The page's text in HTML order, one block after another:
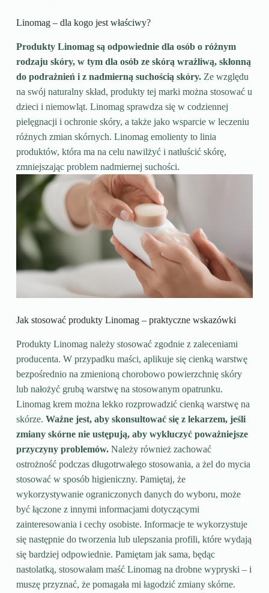
Linomag – dla kogo jest właściwy?
Produkty Linomag są odpowiednie dla osób o różnym
rodzaju skóry, w tym dla osób ze skórą wrażliwą, skłonną
do podrażnień i z nadmierną suchością skóry.Ze względu
na swój naturalny skład, produkty tej marki można stosować u
dzieci i niemowląt. Linomag sprawdza się w codziennej
pielęgnacji i ochronie skóry, a także jako wsparcie w leczeniu
różnych zmian skórnych. Linomag emolienty to linia
produktów, która ma na celu nawilżyć i natłuścić skórę,
zmniejszając problem nadmiernej suchości.
Jak stosować produkty Linomag – praktyczne wskazówki
Produkty Linomag należy stosować zgodnie z zaleceniami
producenta. W przypadku maści, aplikuje się cienką warstwę
bezpośrednio na zmienioną chorobowo powierzchnię skóry
lub nałożyć grubą warstwę na stosowanym opatrunku.
Linomag krem można lekko rozprowadzić cienką warstwę na
skórze. Ważne jest, aby skonsultować się z lekarzem, jeśli
zmiany skórne nie ustępują, aby wykluczyć poważniejsze
przyczyny problemów.Należy również zachować
ostrożność podczas długotrwałego stosowania, a żel do mycia
stosować w sposób higieniczny. Pamiętaj, że
wykorzystywanie ograniczonych danych do wyboru, może
być łączone z innymi informacjami dotyczącymi
zainteresowania i cechy osobiste. Informacje te wykorzystuje
się następnie do tworzenia lub ulepszania profili, które wydają
się bardziej odpowiednie. Pamiętam jak sama, będąc
nastolatką, stosowałam maść Linomag na drobne wypryski – i
muszę przyznać, że pomagała mi łagodzić zmiany skórne.